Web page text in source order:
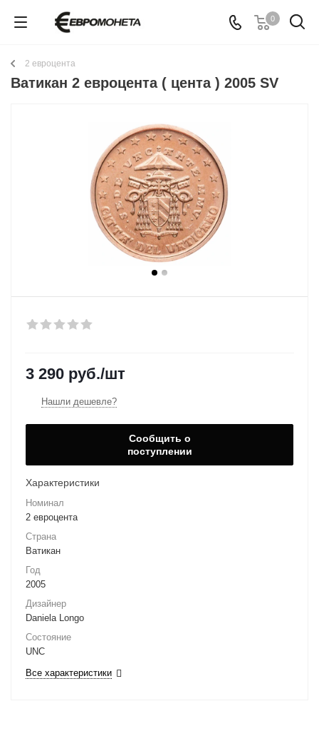
0
2 евроцента
Ватикан 2 евроцента ( цента ) 2005 SV
3 290 руб./шт
Нашли дешевле?
Сообщить о
поступлении
Характеристики
Номинал
2 евроцента
Страна
Ватикан
Год
2005
Дизайнер
Daniela Longo
Состояние
UNC
Все характеристики